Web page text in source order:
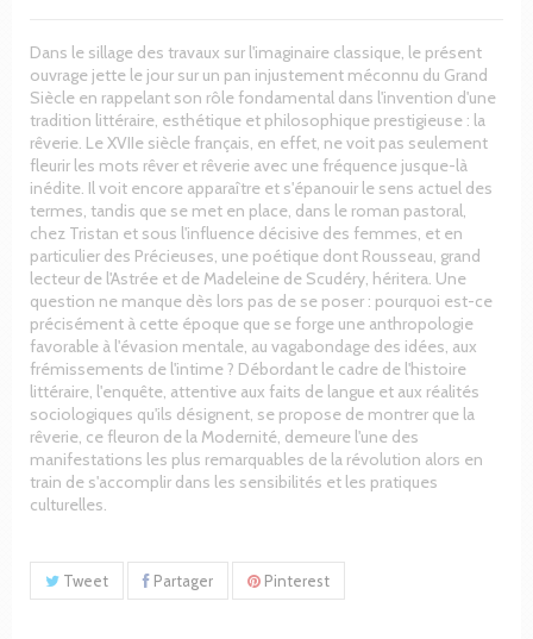
Dans le sillage des travaux sur l'imaginaire classique, le présent
ouvrage jette le jour sur un pan injustement méconnu du Grand
Siècle en rappelant son rôle fondamental dans l'invention d'une
tradition littéraire, esthétique et philosophique prestigieuse : la
rêverie. Le XVIIe siècle français, en effet, ne voit pas seulement
fleurir les mots rêver et rêverie avec une fréquence jusque-là
inédite. Il voit encore apparaître et s'épanouir le sens actuel des
termes, tandis que se met en place, dans le roman pastoral,
chez Tristan et sous l'influence décisive des femmes, et en
particulier des Précieuses, une poétique dont Rousseau, grand
lecteur de l'Astrée et de Madeleine de Scudéry, héritera. Une
question ne manque dès lors pas de se poser : pourquoi est-ce
précisément à cette époque que se forge une anthropologie
favorable à l'évasion mentale, au vagabondage des idées, aux
frémissements de l'intime ? Débordant le cadre de l'histoire
littéraire, l'enquête, attentive aux faits de langue et aux réalités
sociologiques qu'ils désignent, se propose de montrer que la
rêverie, ce fleuron de la Modernité, demeure l'une des
manifestations les plus remarquables de la révolution alors en
train de s'accomplir dans les sensibilités et les pratiques
culturelles.
Tweet Partager Pinterest